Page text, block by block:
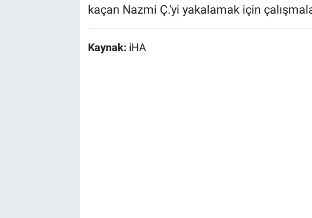
kaçan Nazmi Ç.'yi yakalamak için
Kaynak: iHA